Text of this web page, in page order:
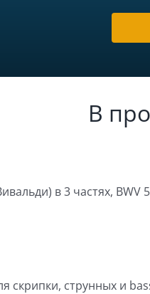
В
в 3 частях, BWV
скрипки, струнных и